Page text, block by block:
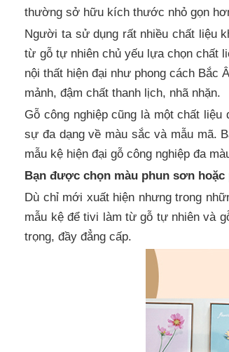
thường sở hữu kích thước nhỏ gọn
Người ta sử dụng rất nhiều chất liệu
từ gỗ tự nhiên chủ yếu lựa chọn chất
nội thất hiện đại như phong cách Bắc
mảnh, đậm chất thanh lịch, nhã nhặn.
Gỗ công nghiệp cũng là một chất
sự đa dạng về màu sắc và mẫu mã.
mẫu kệ hiện đại gỗ công nghiệp đa
Bạn được chọn màu phun sơn
Dù chỉ mới xuất hiện nhưng trong
mẫu kệ để tivi làm từ gỗ tự nhiên và
trọng, đầy đẳng cấp.